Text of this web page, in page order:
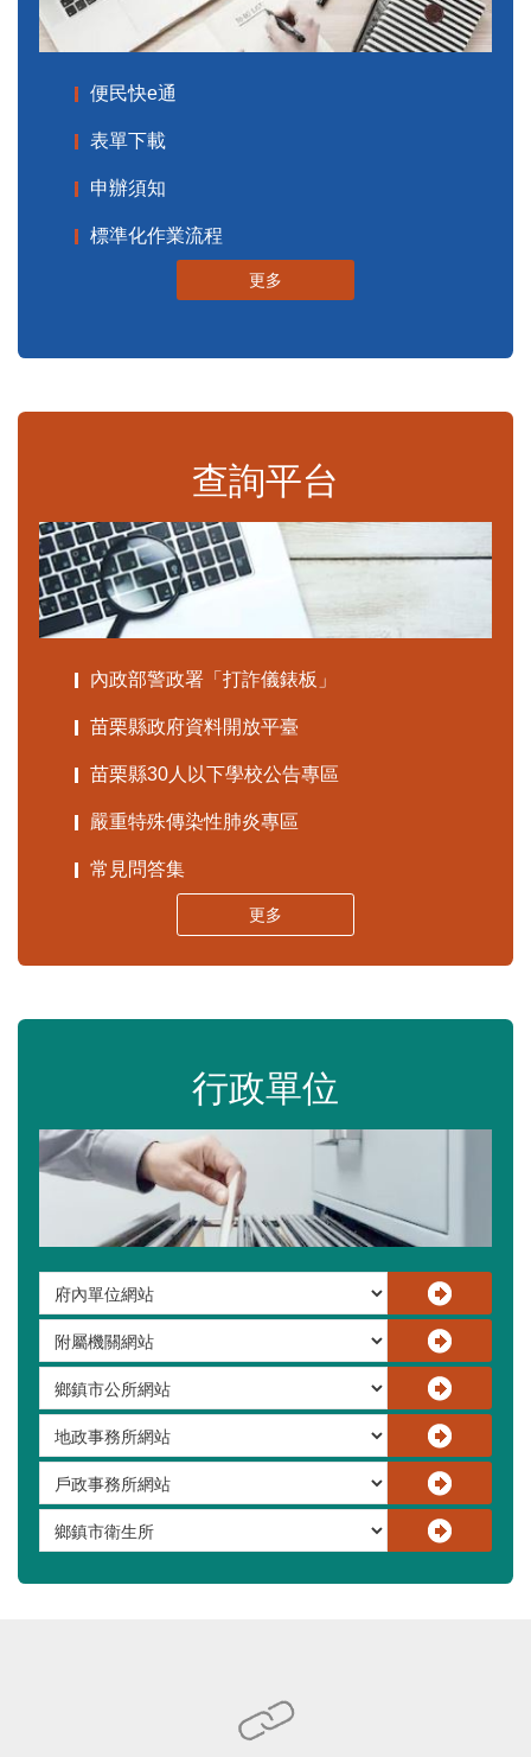
便民快e通
表單下載
申辦須知
標準化作業流程
更多
查詢平台
內政部警政署「打詐儀錶板」
苗栗縣政府資料開放平臺
苗栗縣30人以下學校公告專區
嚴重特殊傳染性肺炎專區
常見問答集
更多
行政單位